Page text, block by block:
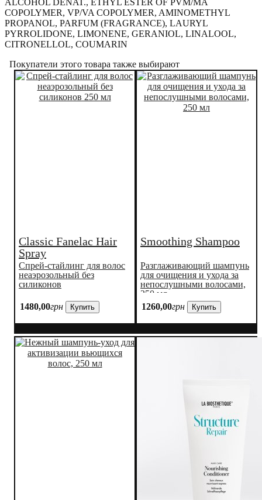
ALCOHOL DENAT., ETHYL ESTER OF PVM/MA
COPOLYMER, VP/VA COPOLYMER, AMINOMETHYL
PROPANOL, PARFUM (FRAGRANCE), LAURYL
PYRROLIDONE, LIMONENE, GERANIOL, LINALOOL,
CITRONELLOL, COUMARIN
Покупатели этого товара также выбирают
Classic Fanelac Hair
Spray
Спрей-стайлинг для волос
неаэрозольный без
силиконов
1480,00грн Купить
Smoothing Shampoo
Разглаживающий шампунь
для очищения и ухода за
непослушными волосами,
250 мл
1260,00грн Купить